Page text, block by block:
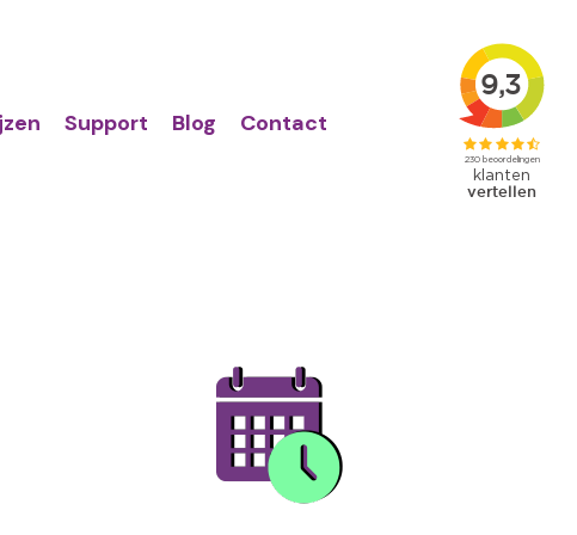
Support Blog Contact
Action
Primair
menu
Image